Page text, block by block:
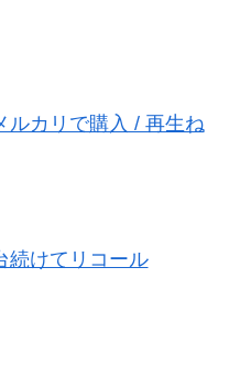
ルカリで購入 / 再生ね
続けてリコール